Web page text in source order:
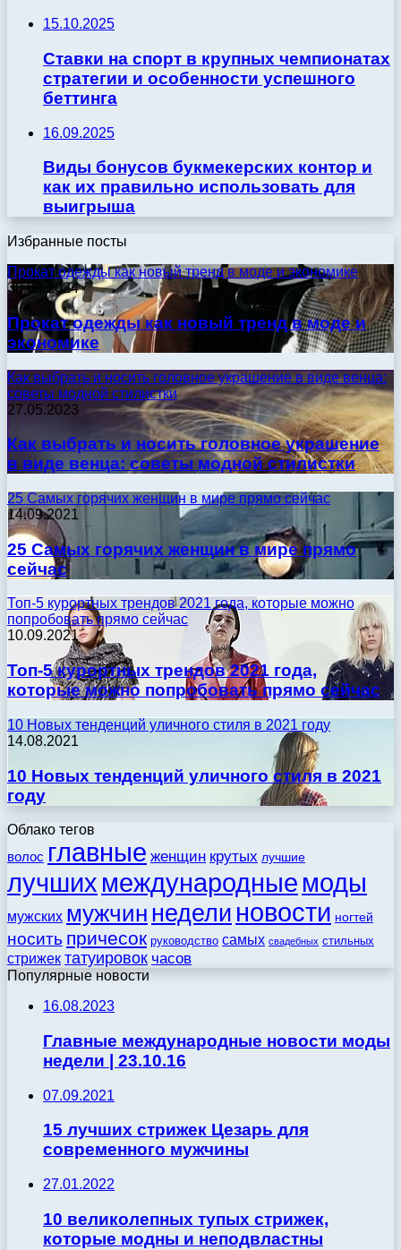
15.10.2025
Ставки на спорт в крупных чемпионатах
стратегии и особенности успешного
беттинга
16.09.2025
Виды бонусов букмекерских контор и
как их правильно использовать для
выигрыша
Избранные посты
Прокат одежды как новый тренд в моде и экономике
30.09.2024
Прокат одежды как новый тренд в моде и
экономике
Как выбрать и носить головное украшение в виде венца:
советы модной стилистки
27.05.2023
Как выбрать и носить головное украшение
в виде венца: советы модной стилистки
25 Самых горячих женщин в мире прямо сейчас
14.09.2021
25 Самых горячих женщин в мире прямо
сейчас
Топ-5 курортных трендов 2021 года, которые можно
попробовать прямо сейчас
10.09.2021
Топ-5 курортных трендов 2021 года,
которые можно попробовать прямо сейчас
10 Новых тенденций уличного стиля в 2021 году
14.08.2021
10 Новых тенденций уличного стиля в 2021
году
Облако тегов
волос главные женщин крутых лучшие
лучших международные моды
мужских мужчин недели новости ногтей
носить причесок руководство самых свадебных стильных
стрижек татуировок часов
Популярные новости
16.08.2023
Главные международные новости моды
недели | 23.10.16
07.09.2021
15 лучших стрижек Цезарь для
современного мужчины
27.01.2022
10 великолепных тупых стрижек,
которые модны и неподвластны